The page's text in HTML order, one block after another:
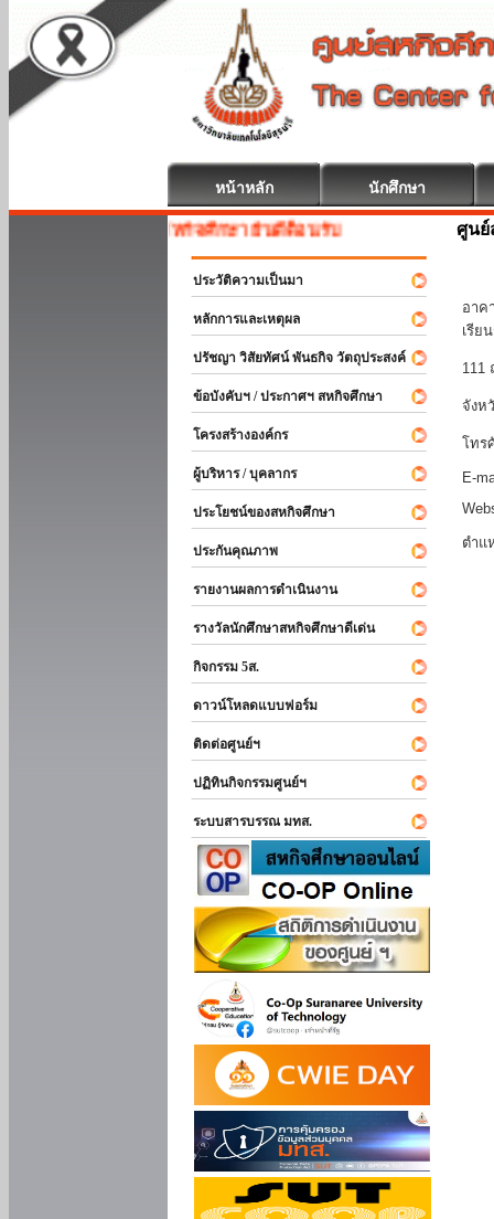
หน้าหลัก นักศึกษา
สหกิจศึกษา ยินดีต้อนรับ
ประวัติความเป็นมา
หลักการและเหตุผล
ปรัชญา วิสัยทัศน์ พันธกิจ วัตถุประสงค์
ข้อบังคับฯ / ประกาศฯ สหกิจศึกษา
โครงสร้างองค์กร
ผู้บริหาร / บุคลากร
ประโยชน์ของสหกิจศึกษา
ประกันคุณภาพ
รายงานผลการดำเนินงาน
รางวัลนักศึกษาสหกิจศึกษาดีเด่น
กิจกรรม 5ส.
ดาวน์โหลดแบบฟอร์ม
ติดต่อศูนย์ฯ
ปฏิทินกิจกรรมศูนย์ฯ
ระบบสารบรรณ มทส.
ศูน
อาค
เรีย
111
จังห
โทร
E-
ตำแ